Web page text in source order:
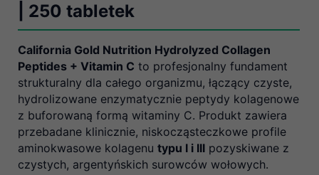
| 250 tabletek
California Gold Nutrition Hydrolyzed Collagen
Peptides + Vitamin C to profesjonalny fundament
strukturalny dla całego organizmu, łączący czyste,
hydrolizowane enzymatycznie peptydy kolagenowe
z buforowaną formą witaminy C. Produkt zawiera
przebadane klinicznie, niskocząsteczkowe profile
aminokwasowe kolagenu typu I i III pozyskiwane z
czystych, argentyńskich surowców wołowych.